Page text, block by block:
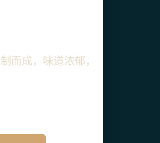
而成，味道浓郁，